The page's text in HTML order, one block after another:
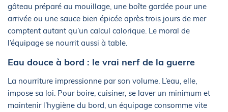
gâteau préparé au mouillage, une boîte gardée pour une
arrivée ou une sauce bien épicée après trois jours de mer
comptent autant qu’un calcul calorique. Le moral de
l’équipage se nourrit aussi à table.
Eau douce à bord : le vrai nerf de la guerre
La nourriture impressionne par son volume. L’eau, elle,
impose sa loi. Pour boire, cuisiner, se laver un minimum et
maintenir l’hygiène du bord, un équipage consomme vite